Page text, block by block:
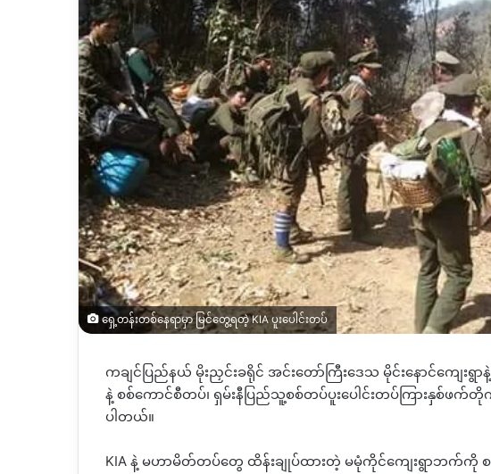
ရှေ့တန်းတစ်နေရာမှာ မြင်တွေ့ရတဲ့ KIA ပူးပေါင်းတပ်
ကချင်ပြည်နယ် မိုးညှင်းခရိုင် အင်းတော်ကြီးဒေသ မိုင်းနောင်ကျေးရွာ
နဲ့ စစ်ကောင်စီတပ်၊ ရှမ်းနီပြည်သူ့စစ်တပ်ပူးပေါင်းတပ်ကြားနှစ်ဖက်တို
ပါတယ်။
KIA နဲ့ မဟာမိတ်တပ်တွေ ထိန်းချုပ်ထားတဲ့ မမုံကိုင်ကျေးရွာဘက်ကို